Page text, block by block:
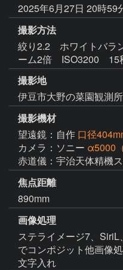
2025年6月27日 20時59
撮影方法
絞り2.2 ホワイトバラ
ーム2倍 ISO3200 15
撮影地
伊豆市大野の菜園観測所
撮影機材
望遠鏡：自作 口径
カメラ：ソニー α5000
赤道儀：宇治天体精機
焦点距離
890mm
画像処理
ステライメージ7、
でコンポジット他画像
文字入れ